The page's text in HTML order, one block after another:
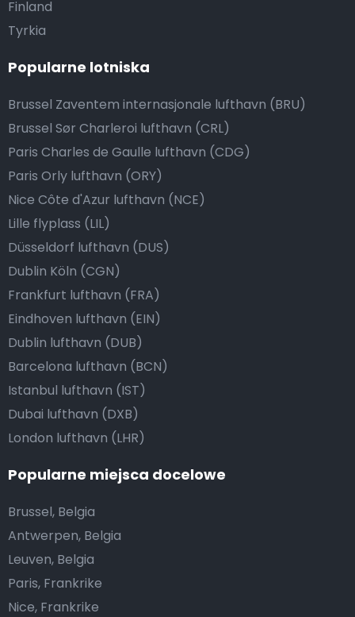
Finland
Tyrkia
Popularne lotniska
Brussel Zaventem internasjonale lufthavn (BRU)
Brussel Sør Charleroi lufthavn (CRL)
Paris Charles de Gaulle lufthavn (CDG)
Paris Orly lufthavn (ORY)
Nice Côte d'Azur lufthavn (NCE)
Lille flyplass (LIL)
Düsseldorf lufthavn (DUS)
Dublin Köln (CGN)
Frankfurt lufthavn (FRA)
Eindhoven lufthavn (EIN)
Dublin lufthavn (DUB)
Barcelona lufthavn (BCN)
Istanbul lufthavn (IST)
Dubai lufthavn (DXB)
London lufthavn (LHR)
Popularne miejsca docelowe
Brussel, Belgia
Antwerpen, Belgia
Leuven, Belgia
Paris, Frankrike
Nice, Frankrike